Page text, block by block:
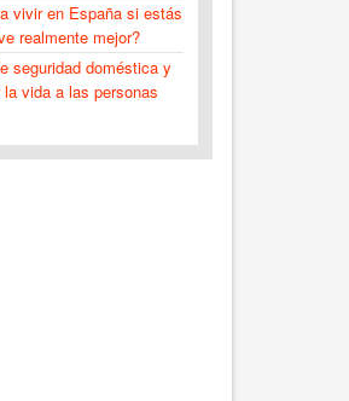
vivir en España si estás
realmente mejor?
seguridad doméstica y
vida a las personas